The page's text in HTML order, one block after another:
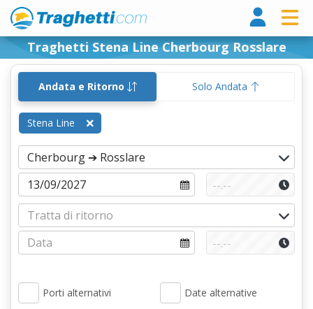
Traghetti Stena Line Cherbourg Rosslare
Andata e Ritorno Solo Andata
Stena Line
Porti alternativi Date alternative